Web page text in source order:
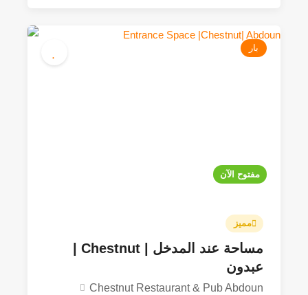
مفتوح الآن
بار
مميز
عبدون
Chestnut Restaurant & Pub Abdoun